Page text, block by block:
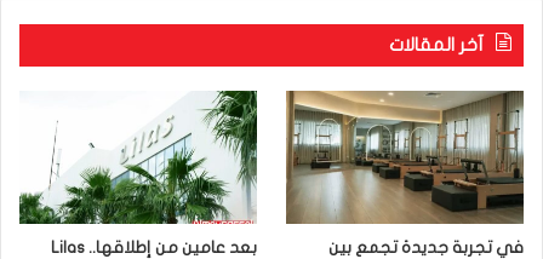
آخر المقالات
في تجربة جديدة تجمع بين
بعد عامين من إطلاقها.. Lilas